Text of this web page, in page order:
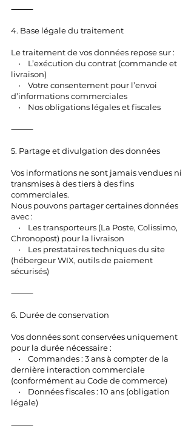
⸻
4. Base légale du traitement
Le traitement de vos données repose sur :
• L’exécution du contrat (commande et
livraison)
• Votre consentement pour l’envoi
d’informations commerciales
• Nos obligations légales et fiscales
⸻
5. Partage et divulgation des données
Vos informations ne sont jamais vendues ni
transmises à des tiers à des fins
commerciales.
Nous pouvons partager certaines données
avec :
• Les transporteurs (La Poste, Colissimo,
Chronopost) pour la livraison
• Les prestataires techniques du site
(hébergeur WIX, outils de paiement
sécurisés)
⸻
6. Durée de conservation
Vos données sont conservées uniquement
pour la durée nécessaire :
• Commandes : 3 ans à compter de la
dernière interaction commerciale
(conformément au Code de commerce)
• Données fiscales : 10 ans (obligation
légale)
⸻